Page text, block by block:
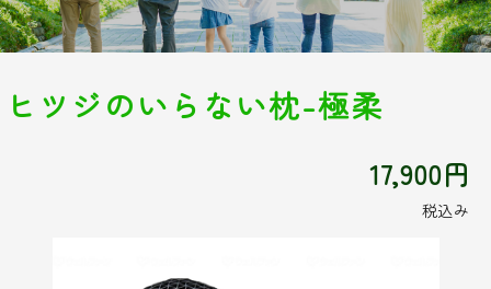
ヒツジのいらない枕-極柔
17,900円
税込み